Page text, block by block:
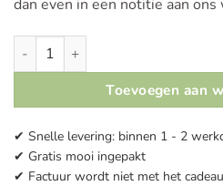
dan even in een notitie aan ons
Romper | Do wurdst wer
Toevoegen aan
✔ Snelle levering: binnen 1 - 2
✔ Gratis mooi ingepakt
✔ Factuur wordt niet met het